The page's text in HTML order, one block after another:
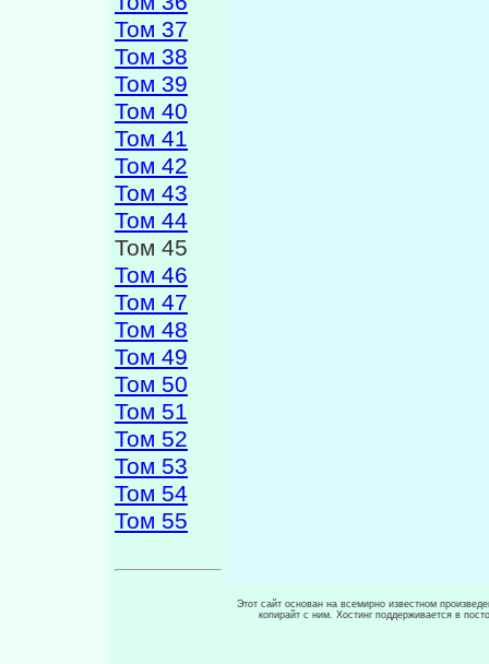
Том 37
Том 38
Том 39
Том 40
Том 41
Том 42
Том 43
Том 44
Том 45
Том 46
Том 47
Том 48
Том 49
Том 50
Том 51
Том 52
Том 53
Том 54
Том 55
Этот сайт основан на всемирно известном
копирайт с ним. Хостинг поддерживается в